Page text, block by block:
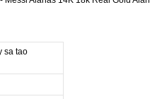
sa tao